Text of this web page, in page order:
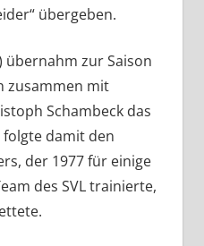
übergeben.
übernahm zur Saison
zusammen mit
Schambeck das
folgte damit den
der 1977 für einige
des SVL trainierte,